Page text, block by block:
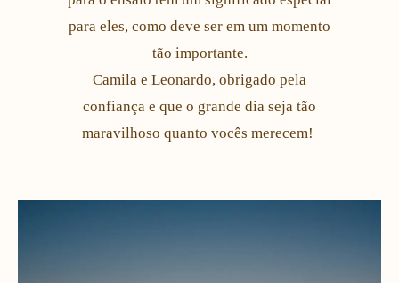
para eles, como deve ser em um momento
tão importante.
Camila e Leonardo, obrigado pela
confiança e que o grande dia seja tão
maravilhoso quanto vocês merecem!